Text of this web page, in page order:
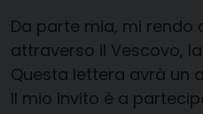
Da parte mia, mi rendo
attraverso il Vescovo,
Questa lettera avrà un
Il mio invito è a